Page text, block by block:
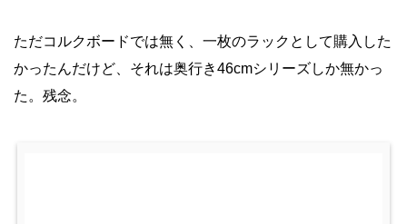
ただコルクボードでは無く、一枚のラックとして購入した
かったんだけど、それは奥行き46cmシリーズしか無かっ
た。残念。